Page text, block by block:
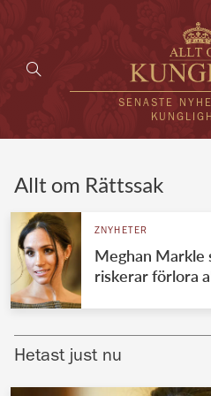
SENASTE
VÄRLDENS
Brittiska
Allt om Rättssak
ZNYHETER
Meghan Markle
riskerar förlora
Hetast just nu